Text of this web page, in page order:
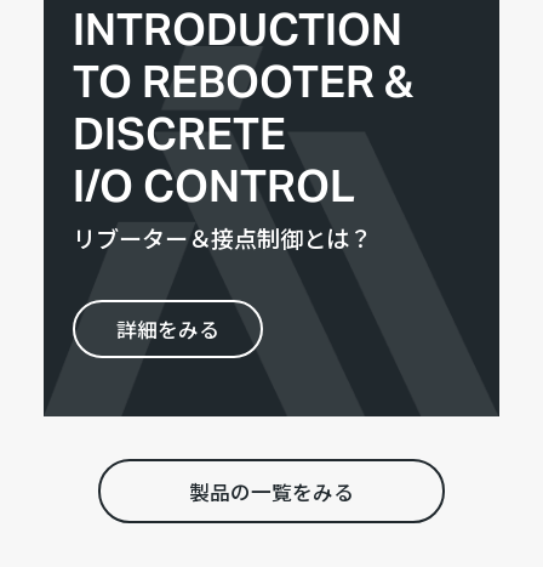
INTRODUCTION
TO REBOOTER &
DISCRETE
I/O CONTROL
リブーター＆接点制御とは？
詳細をみる
製品の一覧をみる